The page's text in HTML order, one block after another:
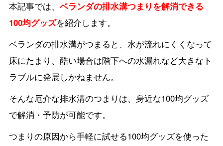
本記事では、 ベランダの排水溝つまりを解消できる
100均グッズを紹介します。
ベランダの排水溝がつまると、水が流れにくくなって
床にたまり、酷い場合は階下への水漏れなど大きなト
ラブルに発展しかねません。
そんな厄介な排水溝のつまりは、身近な100均グッズ
で解消・予防が可能です。
つまりの原因から手軽に試せる100均グッズを使った